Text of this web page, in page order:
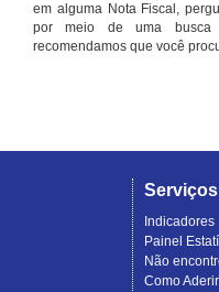
em alguma Nota Fiscal,
por meio de uma busca
recomendamos que você
Serviços
Indicadores
Painel
Não
Como